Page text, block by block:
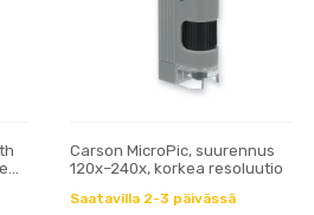
Carson MicroPic, suurennus
120x–240x, korkea resoluutio
Saatavilla 2-3 päivässä